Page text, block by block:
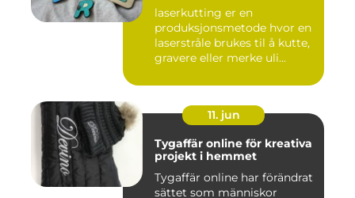
laserkutting er en
produksjonsmetode hvor en
laserstråle brukes til å kutte,
gravere eller merke uli...
11. jun
Tygaffär online för kreativa
projekt i hemmet
Tygaffär online har förändrat
sättet som människor